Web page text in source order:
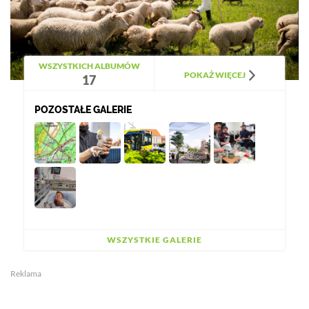
WSZYSTKICH ALBUMÓW
17 POKAŻ WIĘCEJ
POZOSTAŁE GALERIE
WSZYSTKIE GALERIE
Reklama